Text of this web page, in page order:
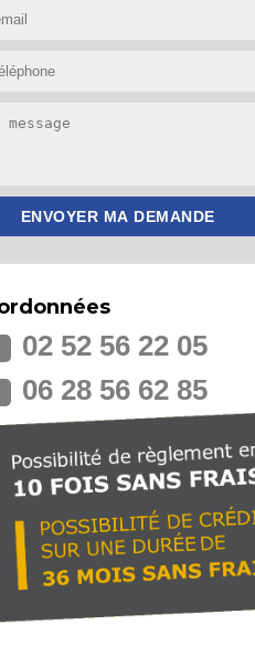
02 52 56 22 05
06 28 56 62 85